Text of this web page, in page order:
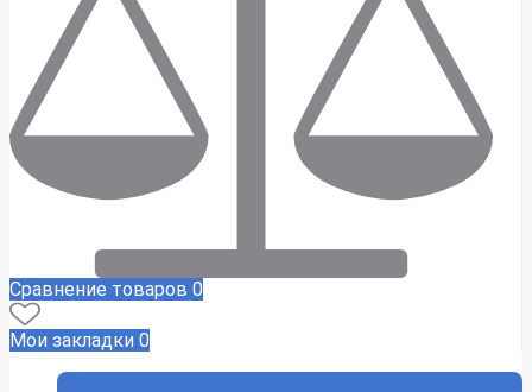
Сравнение товаров 0
Мои закладки 0